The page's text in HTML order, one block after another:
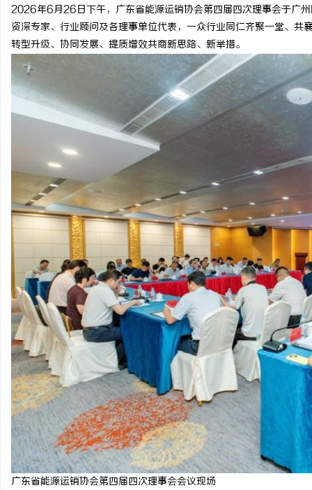
2026年6月26日下午，广东省能源运销协会第四届四次理事会于广
资深专家、行业顾问及各理事单位代表，一众行业同仁齐聚一堂、
转型升级、协同发展、提质增效共商新思路、新举措。
广东省能源运销协会第四届四次理事会会议现场
汉配眼镜 上海配眼镜 2828电影网：打造优质
全新平台